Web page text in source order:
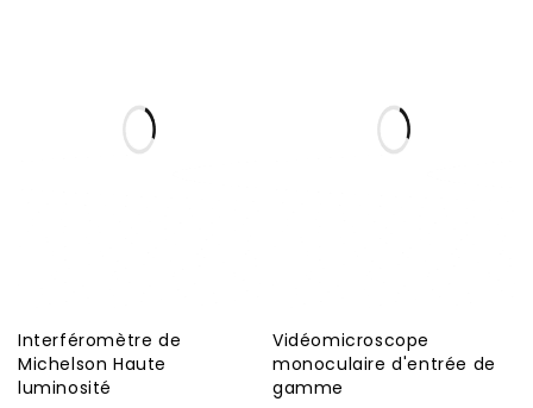
Interféromètre de
Michelson Haute
luminosité
Vidéomicroscope
monoculaire d'entrée de
gamme